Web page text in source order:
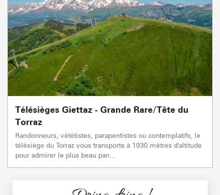
Télésièges Giettaz - Grande Rare/Tête du
Torraz
Randonneurs, vététistes, parapentistes ou contemplatifs, le
télésiège du Torraz vous transporte à 1930 mètres d'altitude
pour admirer le plus beau pan...